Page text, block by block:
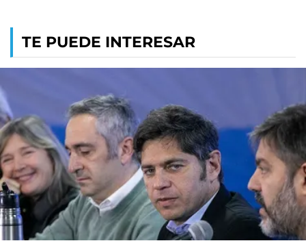
TE PUEDE INTERESAR